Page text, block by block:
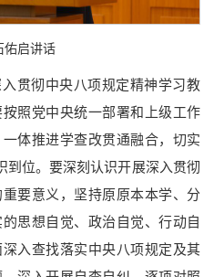
佑启讲话
贯彻中央八项规定精神学习教
照党中央统一部署和上级工作
体推进学查改贯通融合，切实
到位。要深刻认识开展深入贯彻
要意义，坚持原原本本学、分
思想自觉、政治自觉、行动自
入查找落实中央八项规定及其